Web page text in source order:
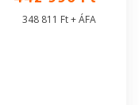
348 811 Ft + ÁFA